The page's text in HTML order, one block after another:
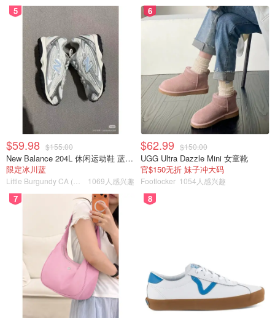
5
$59.98 $155.00
New Balance 204L 休闲运动鞋 蓝银色
限定冰川蓝
1069人感兴趣
6
$62.99 $150.00
UGG Ultra Dazzle Mini 女童靴
官$150无折 妹子冲大码
Footlocker 1054人感兴趣
7 8